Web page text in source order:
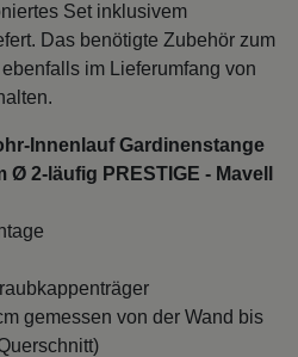
Set inklusivem
Das benötigte Zubehör zum
im Lieferumfang von
Innenlauf Gardinenstange
2-läufig PRESTIGE - Mavell
gemessen von der Wand bis